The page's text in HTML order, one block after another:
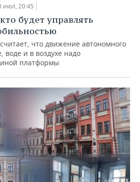
июл, 20:45
будет управлять
что движение автономного
воде и в воздухе надо
платформы